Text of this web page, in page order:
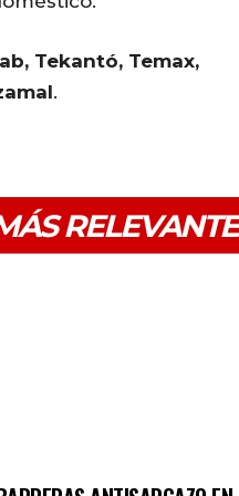
Tekantó, Temax,
.
RELEVANTE